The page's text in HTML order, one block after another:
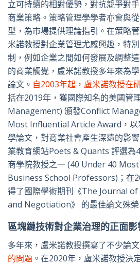
立可持續的相對優勢，對抗競爭對
商業策略。策略管理學學者亦會與
型，為市場提供理論指引。在策略
米諾教授對企業管理尤感興趣，特
制，例如企業之間如何發展及調整
的商業觸覺，盧米諾教授多年來為
論文。 自2003年起，盧米諾教授在
括在2019年，獲國際知名的美國管
Management) 頒發Conflict
Most Influential Article Award，以
學論文，對商業社會產生深遠的影
業教育網站Poets & Quants 評選為
商學院教授之一 (40 Under 40
Business School Professors)；在
得了國際學術期刊《The Journal
and Negotiation》 的最佳論文殊榮
區塊鏈技術對企業治理的正面影
多年來，盧米諾教授撰寫了不少論文
的問題 。在2020年，盧米諾教授決